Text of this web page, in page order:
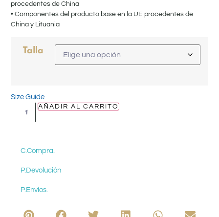
procedentes de China
• Componentes del producto base en la UE procedentes de
China y Lituania
Talla
Size Guide
AÑADIR AL CARRITO
C.Compra.
P.Devolución
P.Envíos.